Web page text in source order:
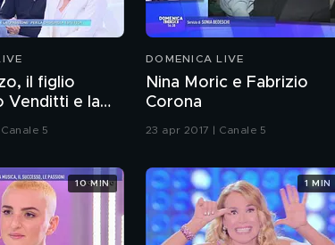
il figlio
Venditti e la
Catania
5
DOMENICA LIVE
Nina Moric e Fabrizio
Corona
23 apr 2017 | Canale 5
10 MIN 1 MIN